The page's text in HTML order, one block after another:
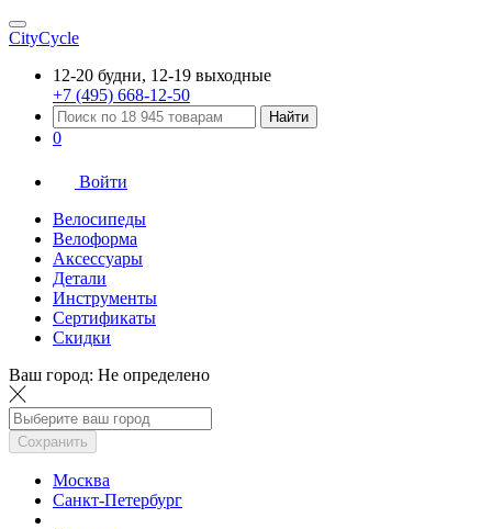
CityCycle
12-20 будни, 12-19 выходные
+7 (495) 668-12-50
Найти
0
Войти
Велосипеды
Велоформа
Аксессуары
Детали
Инструменты
Сертификаты
Скидки
Ваш город: Не определено
Сохранить
Москва
Санкт-Петербург